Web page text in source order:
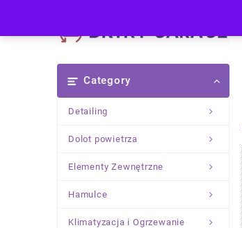
content
Category
Detailing
Dolot powietrza
Elementy Zewnętrzne
Hamulce
Klimatyzacja i Ogrzewanie